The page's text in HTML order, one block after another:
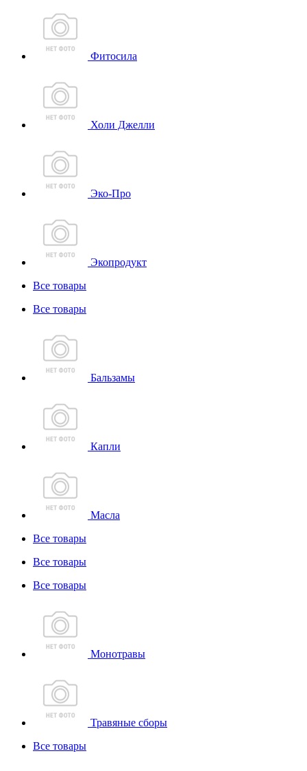
Фитосила
Холи Джелли
Эко-Про
Экопродукт
Все товары
Все товары
Бальзамы
Капли
Масла
Все товары
Все товары
Все товары
Монотравы
Травяные сборы
Все товары